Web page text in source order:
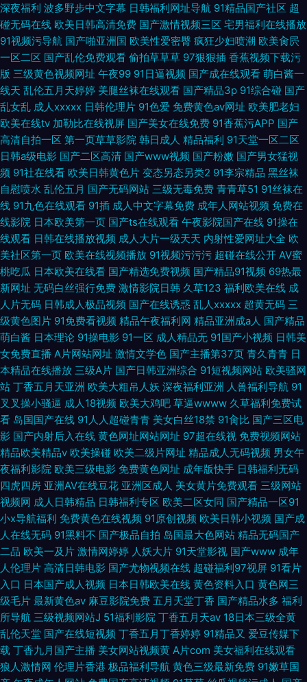
深夜福利 波多野步中文字幕 日韩福利网址导航 91精品国产社区 超
碰无码在线 欧美日韩高清免费 国产激情视频三区 宅男福利在线播放
91视频污导航 国产啪亚洲国 欧美性爱密臀 疯狂少妇喷潮 欧美肏屄
一区二区 国产乱伦免费观看 偷拍草草草 97狠狠插 香蕉视频下载污
版 三级黄色视频网址 午夜99 91日逼视频 国产成在线观看 萌白酱一
线天 乱伦五月天婷婷 美腿丝袜在线观看 国产精品3p 91综合碰 国产
乱女乱 成人xxxxx 日韩伦理片 91色爱 免费黄色av网址 欧美肥老妇
欧美在线tv 加勒比在线视屏 国产美女在线免费 91香蕉污APP 国产
高清自拍一区 第一页草草影院 韩日成人 精品福利 91天堂一区二区
日韩a级电影 国产二区高清 国产www视频 国产粉嫩 国产男女猛视
频 91社在线看 欧美日韩黄色片 变态另态另类2 91李宗精品 黑丝袜
自慰喷水 乱伦五月 国产无码网站 三级无毒免费 青青草51 91丝袜在
线 91九色在线观看 91插 成人中文字幕免费 成年人网站视频 免费在
线影院 日本欧美第一页 国产ts在线观看 午夜影院国产在线 91操在
线观看 日韩在线播放视频 成人大片一级天天 内射性爱网址大全 欧
美社区第一页 欧美在线视频播放 91视频污污污 超碰在线公开 AV蜜
桃吃瓜 日本欧美在线看 国产精选免费视频 国产精品91视频 69热最
新网址 无码白丝强行免费 激情影院日韩 久草123 福利欧美在线 成
人片无码 日韩成人极品视频 国产在线诱惑 乱人xxxxx 超黄无码 三
级黄色图片 91免费看视频 精品午夜福利网 精品亚洲成a人 国产精品
萌白酱 日本理论 91操电影 91一区 成人精品无 91国产小视频 日韩美
女免费直播 A片网站网址 激情文学色 国产主播第37页 青久青青 日
本精品在线播放 三级A片 国产日韩亚洲综合 91短视频网站 欧美骚网
站 丁香五月天亚洲 欧美大粗吊人妖 深夜福利亚洲 人兽福利导航 91
叉叉操小骚逼 成人18视频 欧美大鸡吧 草逼wwww 久草福利免费试
看 岛国国产在线 91人人超碰青青 美女白丝18禁 91肏比 国产三区电
影 国产内射后入在线 黄色网址网站网址 97超在线视 免费视频网站
精品欧美精品v 欧美操碰 欧美二级片网址 精品成人无码视频 男女午
夜福利影院 欧美三级电影 免费黄色网址 成年版快手 日韩福利无码
四虎四房 亚洲AV在线豆花 亚洲区成人 美女黄片免费观看 三级网站
视频网 成人日韩精品 日韩福利专区 欧美二区女同 国产精品一区91
小x导航福利 免费黄色在线视频 91原创视频 欧美日韩小视频 国产成
人在线无码 91黑料不 国产极品自拍 岛国最大色网站 精品无码国产
二品 欧美一及片 激情网婷婷 人妖大片 91天堂影视 国产www 成年
人伦理片 高清日韩电影 国产尤物视频在线 超碰福利97视屏 91看片
入口 日本国产成人视频 日本日韩欧美在线 黄色资料入口 黄色网三
级毛片 最新黄色av 麻豆影院免费 五月天堂丁香 国产精品水多 福利
所导航 三级视频网站J 51福利影院 丁香五月天av 18日本三级全黄
乱伦天堂 国产在线短视频 丁香五月丁香婷婷 91精品又 爱豆传媒下
载 丁香九月国产主播 美女网站视频黄 A片com 美女福利在线观看
狼人激情网 伦理片香港 极品福利导航 黄色三级最新免费 91嫩草国